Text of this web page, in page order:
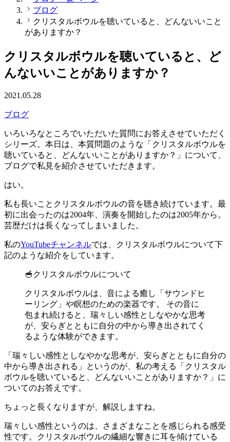
ブログ
クリスタルボウルを聴いていると、どんないいこと
がありますか？
クリスタルボウルを聴いていると、ど
んないいことがありますか？
2021.05.28
ブログ
いろいろなところでいただいた質問にお答えさせていただく
シリーズ。本日は、本質問題のような「クリスタルボウルを
聴いていると、どんないいことがありますか？」について、
ブログで私見を紹介させていただきます。
はい。
私も長いことクリスタルボウルの音を聴き続けています。最
初に出会ったのは2004年、演奏を開始したのは2005年から。
芸歴だけは長くなってしまいました。
私のYouTubeチャンネルでは、クリスタルボウルについて下
記のような紹介をしています。
🥣クリスタルボウルについて
クリスタルボウルは、音による癒し「サウンドヒ
ーリング」や瞑想のための楽器です。 その音に
包まれ続けると、瑞々しい感性としなやかな思考
が、安らぎとともに自分の中から導き出されてく
るような体験ができます。
「瑞々しい感性としなやかな思考が、安らぎとともに自分の
中から導き出される」というのが、私の考える「クリスタル
ボウルを聴いていると、どんないいことがありますか？」に
ついてのお答えです。
ちょっと長くなりますが、解説しますね。
瑞々しい感性というのは、さまざまなことを感じられる感受
性です。クリスタルボウルの繊細な響きに耳を傾けている